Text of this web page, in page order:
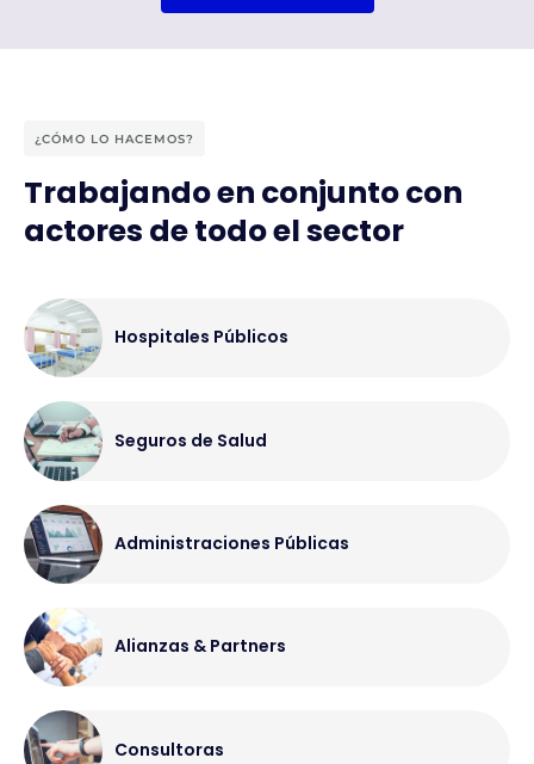
¿CÓMO LO HACEMOS?
Trabajando en conjunto con
actores de todo el sector
Hospitales Públicos
Seguros de Salud
Administraciones Públicas
Alianzas & Partners
Consultoras